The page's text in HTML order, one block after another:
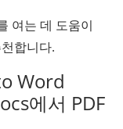
여는 데 도움이
합니다.
Word
에서 PDF